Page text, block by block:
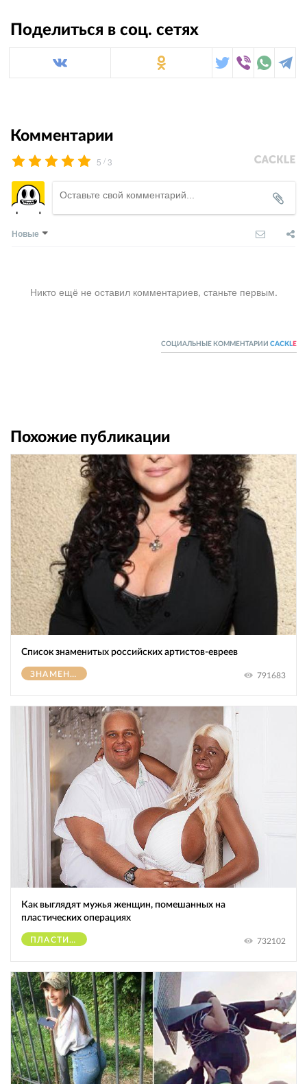
Поделиться в соц. сетях
Комментарии
5 /3
Новые
Никто ещё не оставил комментариев, станьте первым.
СОЦИАЛЬНЫЕ КОММЕНТАРИИ CACKL E
Похожие публикации
Список знаменитых российских артистов-евреев
ЗНАМЕНИТОСТИ 791683
Как выглядят мужья женщин, помешанных на
пластических операциях
ПЛАСТИЧЕСКИЕ ОПЕРАЦИИ 732102